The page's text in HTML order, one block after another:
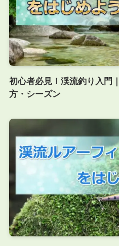
初心者必見！渓流釣り入門
方・シーズン